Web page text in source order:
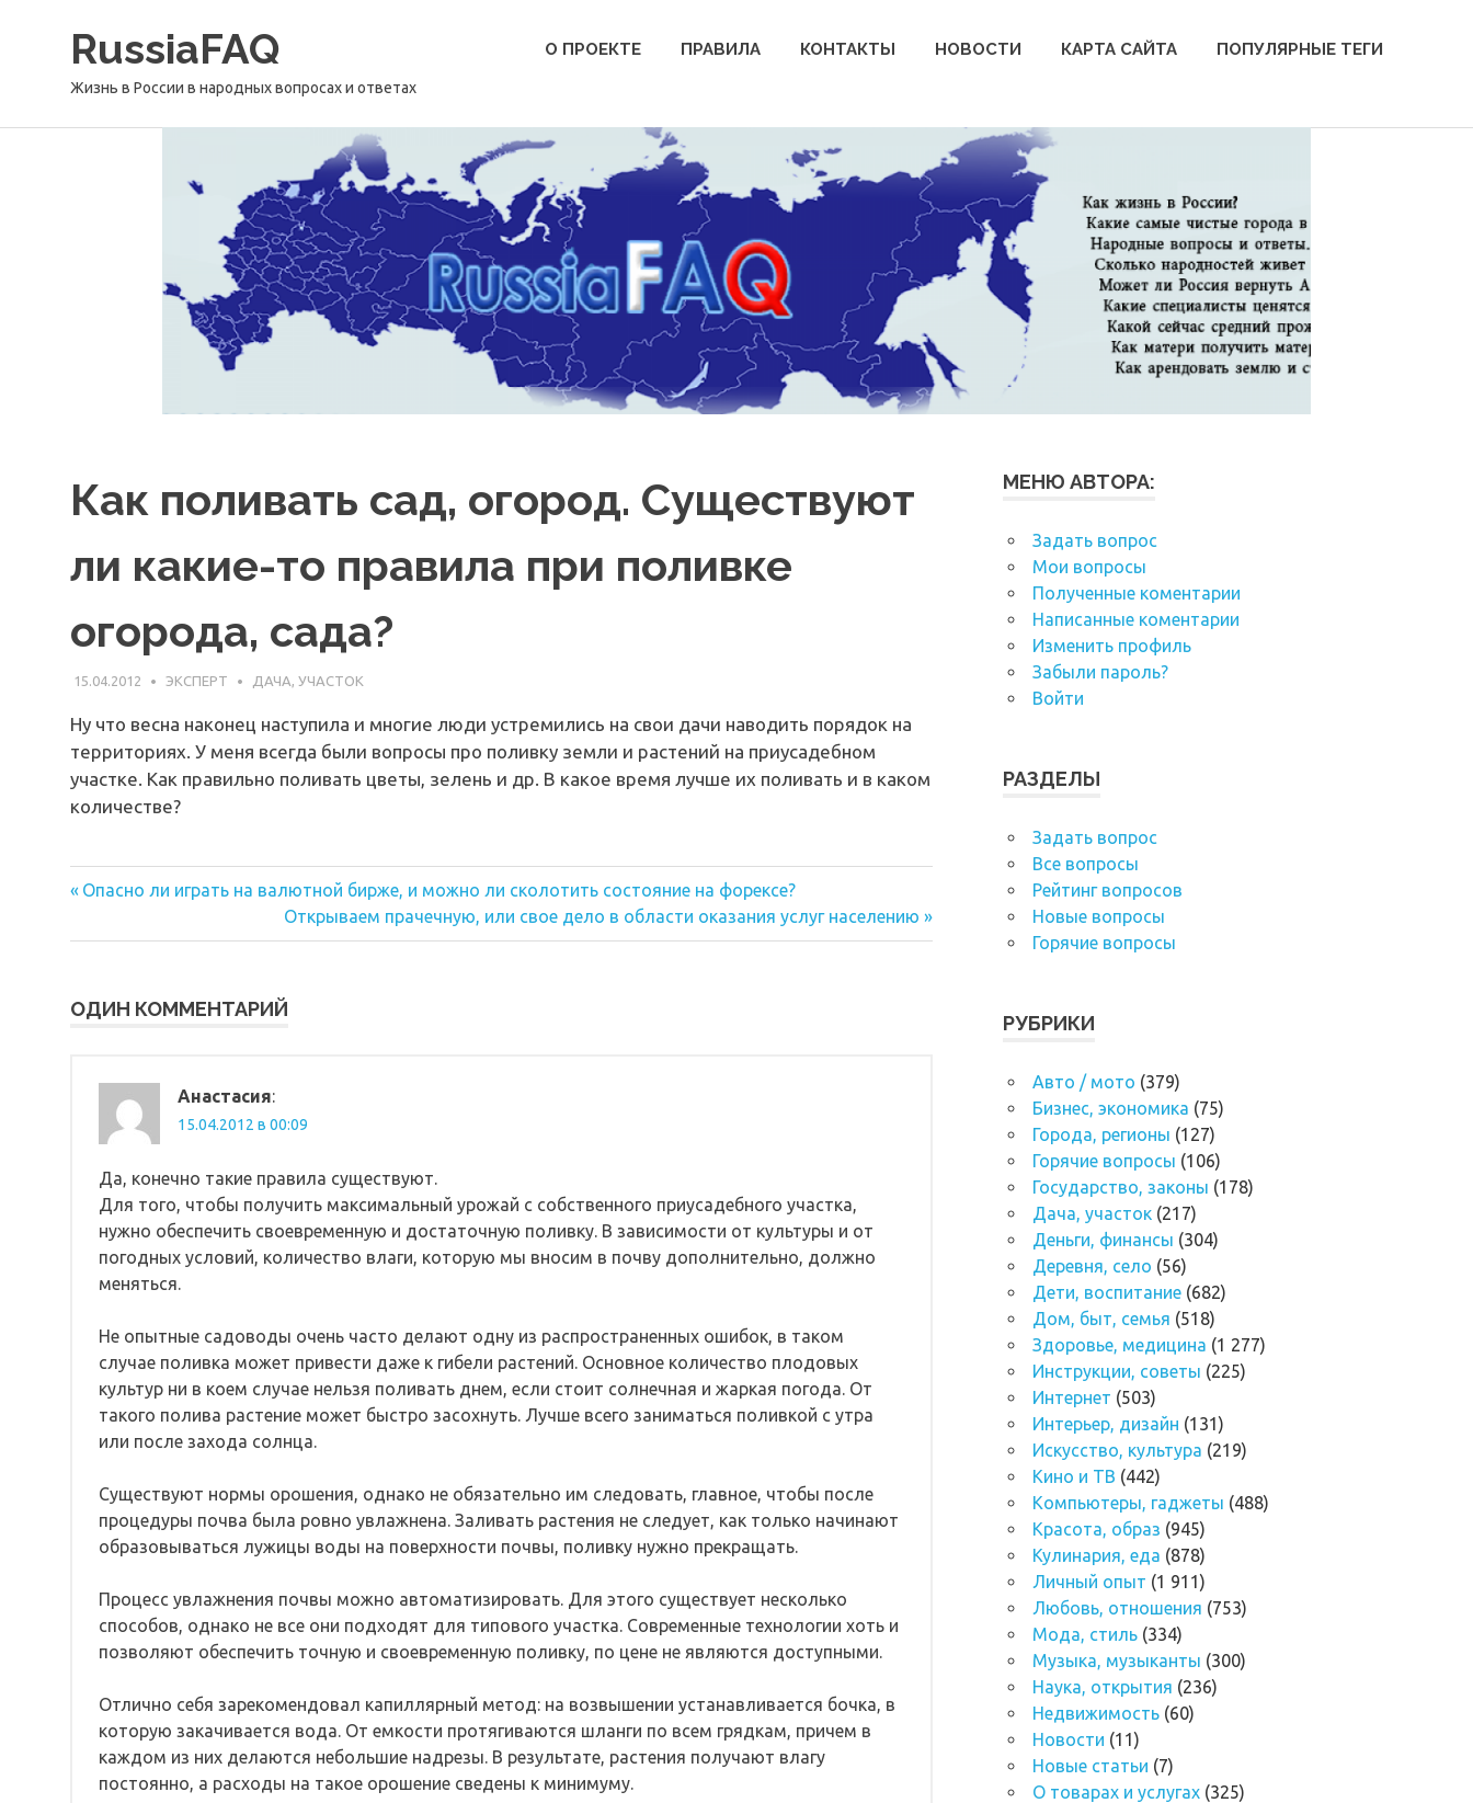
содержимомуRussiaFAQ
Жизнь в России в народных вопросах и ответах
О ПРОЕКТЕ ПРАВИЛА КОНТАКТЫ НОВОСТИ КАРТА САЙТА ПОПУЛЯРНЫЕ ТЕГИ
Как поливать сад, огород. Существуют
ли какие-то правила при поливке
огорода, сада?
15.04.2012 ЭКСПЕРТ ДАЧА, УЧАСТОК
Ну что весна наконец наступила и многие люди устремились на свои дачи наводить порядок на
территориях. У меня всегда были вопросы про поливку земли и растений на приусадебном
участке. Как правильно поливать цветы, зелень и др. В какое время лучше их поливать и в каком
количестве?
Навигация
по
Предыдущая
Опасно ли играть на валютной бирже, и можно ли сколотить состояние на форексе?
Следующая
запись:
Открываем прачечную, или свое дело в области оказания услуг населению
ОДИН КОММЕНТАРИЙ
Анастасия:
15.04.2012 в 00:09
Да, конечно такие правила существуют.
Для того, чтобы получить максимальный урожай с собственного приусадебного участка,
нужно обеспечить своевременную и достаточную поливку. В зависимости от культуры и от
погодных условий, количество влаги, которую мы вносим в почву дополнительно, должно
меняться.
Не опытные садоводы очень часто делают одну из распространенных ошибок, в таком
случае поливка может привести даже к гибели растений. Основное количество плодовых
культур ни в коем случае нельзя поливать днем, если стоит солнечная и жаркая погода. От
такого полива растение может быстро засохнуть. Лучше всего заниматься поливкой с утра
или после захода солнца.
Существуют нормы орошения, однако не обязательно им следовать, главное, чтобы после
процедуры почва была ровно увлажнена. Заливать растения не следует, как только начинают
образовываться лужицы воды на поверхности почвы, поливку нужно прекращать.
Процесс увлажнения почвы можно автоматизировать. Для этого существует несколько
способов, однако не все они подходят для типового участка. Современные технологии хоть и
позволяют обеспечить точную и своевременную поливку, по цене не являются доступными.
Отлично себя зарекомендовал капиллярный метод: на возвышении устанавливается бочка, в
которую закачивается вода. От емкости протягиваются шланги по всем грядкам, причем в
каждом из них делаются небольшие надрезы. В результате, растения получают влагу
постоянно, а расходы на такое орошение сведены к минимуму.
МЕНЮ АВТОРА:
Задать вопрос
Мои вопросы
Полученные коментарии
Написанные коментарии
Изменить профиль
Забыли пароль?
Войти
РАЗДЕЛЫ
Задать вопрос
Все вопросы
Рейтинг вопросов
Новые вопросы
Горячие вопросы
РУБРИКИ
Авто / мото (379)
Бизнес, экономика (75)
Города, регионы (127)
Горячие вопросы (106)
Государство, законы (178)
Дача, участок (217)
Деньги, финансы (304)
Деревня, село (56)
Дети, воспитание (682)
Дом, быт, семья (518)
Здоровье, медицина (1 277)
Инструкции, советы (225)
Интернет (503)
Интерьер, дизайн (131)
Искусство, культура (219)
Кино и ТВ (442)
Компьютеры, гаджеты (488)
Красота, образ (945)
Кулинария, еда (878)
Личный опыт (1 911)
Любовь, отношения (753)
Мода, стиль (334)
Музыка, музыканты (300)
Наука, открытия (236)
Недвижимость (60)
Новости (11)
Новые статьи (7)
О товарах и услугах (325)